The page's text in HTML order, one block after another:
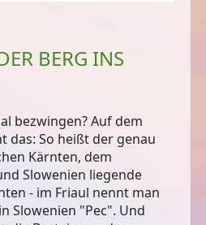
BERG INS
bezwingen? Auf dem
das: So heißt der genau
Kärnten, dem
Slowenien liegende
- im Friaul nennt man
Slowenien "Pec". Und